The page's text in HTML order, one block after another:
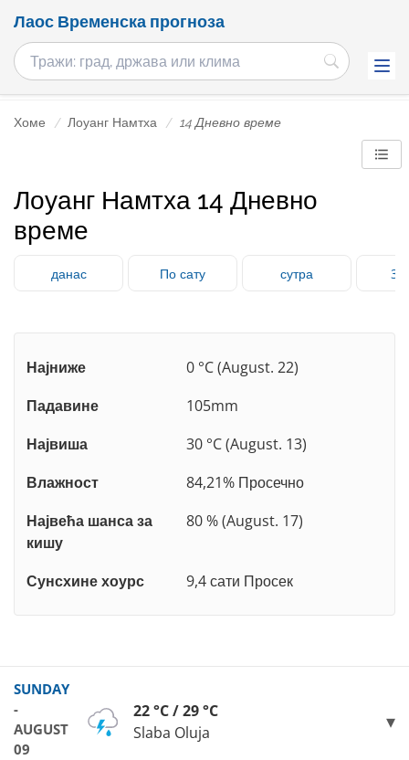
Лаос Временска прогноза
Хоме Лоуанг Намтха 14 Дневно време
Лоуанг Намтха 14 Дневно
време
данас По сату сутра 3
Најниже
0 °C (August. 22)
Падавине
105mm
Највиша
30 °C (August. 13)
Влажност
84,21% Просечно
Највећа шанса за
кишу
80 % (August. 17)
Сунсхине хоурс 9,4 сати Просек
SUNDAY
-
AUGUST
09
22 °C / 29 °C
Slaba Oluja